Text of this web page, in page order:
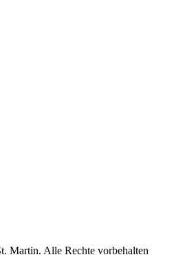
Martin. Alle Rechte vorbehalten